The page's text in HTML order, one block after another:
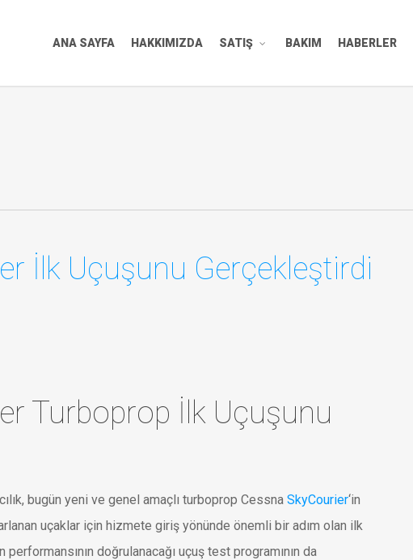
ANA SAYFA HAKKIMIZDA SATIŞ BAKIM HABERLER
İlk Uçuşunu Gerçekleştirdi
Turboprop İlk Uçuşunu
bugün yeni ve genel amaçlı turboprop Cessna SkyCourier‘in
uçaklar için hizmete giriş yönünde önemli bir adım olan ilk
performansının doğrulanacağı uçuş test programının da